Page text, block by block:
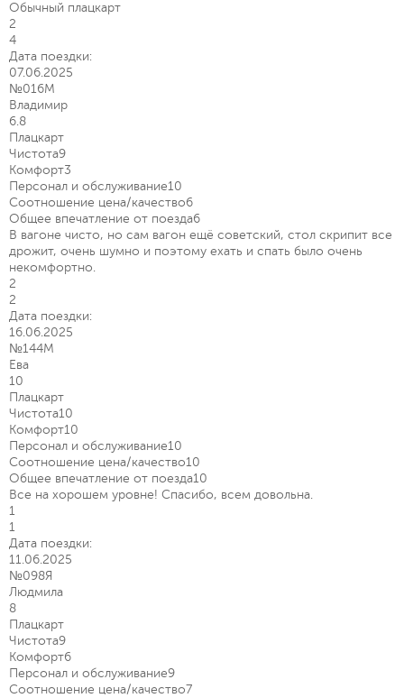
Обычный плацкарт
2
4
Дата поездки:
07.06.2025
№016М
Владимир
6.8
Плацкарт
Чистота9
Комфорт3
Персонал и обслуживание10
Соотношение цена/качество6
Общее впечатление от поезда6
В вагоне чисто, но сам вагон ещё советский, стол скрипит все
дрожит, очень шумно и поэтому ехать и спать было очень
некомфортно.
2
2
Дата поездки:
16.06.2025
№144М
Ева
10
Плацкарт
Чистота10
Комфорт10
Персонал и обслуживание10
Соотношение цена/качество10
Общее впечатление от поезда10
Все на хорошем уровне! Спасибо, всем довольна.
1
1
Дата поездки:
11.06.2025
№098Я
Людмила
8
Плацкарт
Чистота9
Комфорт6
Персонал и обслуживание9
Соотношение цена/качество7